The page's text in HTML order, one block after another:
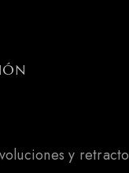
y retracto